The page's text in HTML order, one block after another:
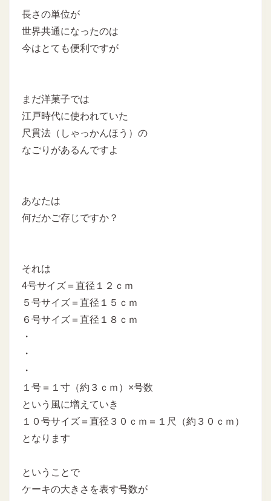
長さの単位が
世界共通になったのは
今はとても便利ですが
まだ洋菓子では
江戸時代に使われていた
尺貫法（しゃっかんほう）の
なごりがあるんですよ
あなたは
何だかご存じですか？
それは
4号サイズ＝直径１２ｃｍ
５号サイズ＝直径１５ｃｍ
６号サイズ＝直径１８ｃｍ
・
・
・
１号＝１寸（約３ｃｍ）×号数
という風に増えていき
１０号サイズ＝直径３０ｃｍ＝１尺（約３０ｃｍ）
となります
ということで
ケーキの大きさを表す号数が